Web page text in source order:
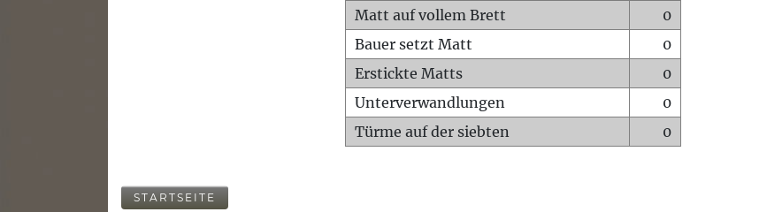
Matt auf vollem Brett
0
Bauer setzt Matt
0
Erstickte Matts
0
Unterverwandlungen
0
Türme auf der siebten
0
STARTSEITE